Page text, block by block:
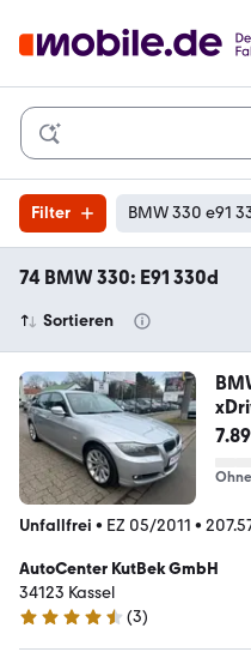
Filter BMW 330 e91
74 BMW 330: E91 330d
Sortieren
Unfallfrei • EZ 05/2011 •
AutoCenter KutBek GmbH
34123 Kassel
4.3 Sterne
(3)